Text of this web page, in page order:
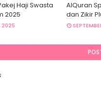
Haji Swasta
2025
2025
AlQuran
dan Zikir